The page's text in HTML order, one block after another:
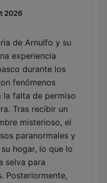
2026
de Arnulfo y su
experiencia
durante los
fenómenos
la falta de permiso
Tras recibir un
misterioso, el
paranormales y
hogar, lo que lo
selva para
Posteriormente,